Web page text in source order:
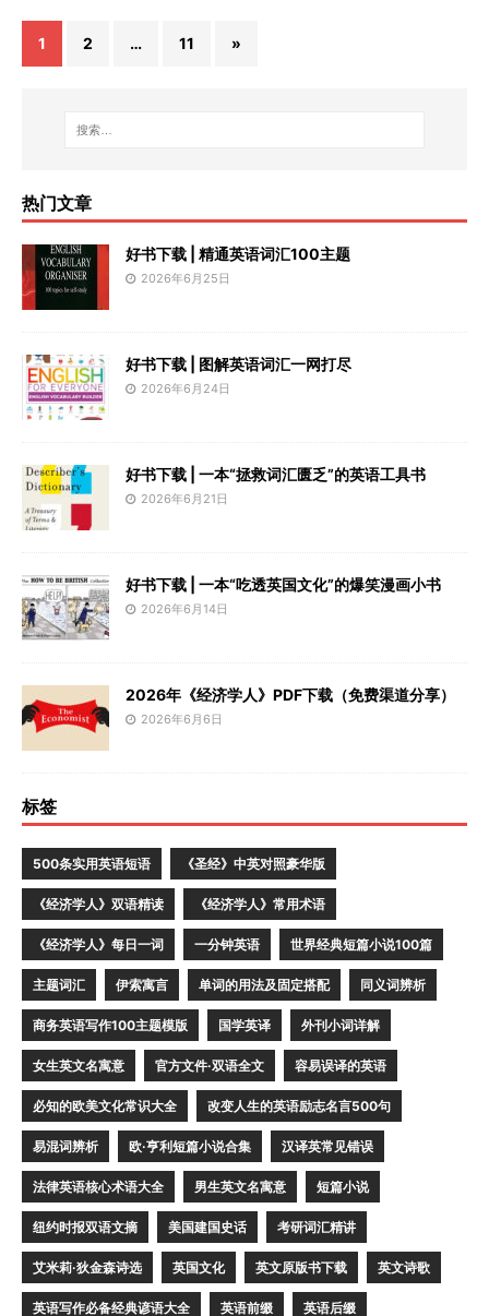
1 2 … 11 »
热门文章
好书下载 | 精通英语词汇100主题
2026年6月25日
好书下载 | 图解英语词汇一网打尽
2026年6月24日
好书下载 | 一本“拯救词汇匮乏”的英语工具书
2026年6月21日
好书下载 | 一本“吃透英国文化”的爆笑漫画小书
2026年6月14日
2026年《经济学人》PDF下载（免费渠道分享）
2026年6月6日
标签
500条实用英语短语 《圣经》中英对照豪华版
《经济学人》双语精读 《经济学人》常用术语
《经济学人》每日一词 一分钟英语 世界经典短篇小说100篇
主题词汇 伊索寓言 单词的用法及固定搭配 同义词辨析
商务英语写作100主题模版 国学英译 外刊小词详解
女生英文名寓意 官方文件·双语全文 容易误译的英语
必知的欧美文化常识大全 改变人生的英语励志名言500句
易混词辨析 欧·亨利短篇小说合集 汉译英常见错误
法律英语核心术语大全 男生英文名寓意 短篇小说
纽约时报双语文摘 美国建国史话 考研词汇精讲
艾米莉·狄金森诗选 英国文化 英文原版书下载 英文诗歌
英语写作必备经典谚语大全 英语前缀 英语后缀